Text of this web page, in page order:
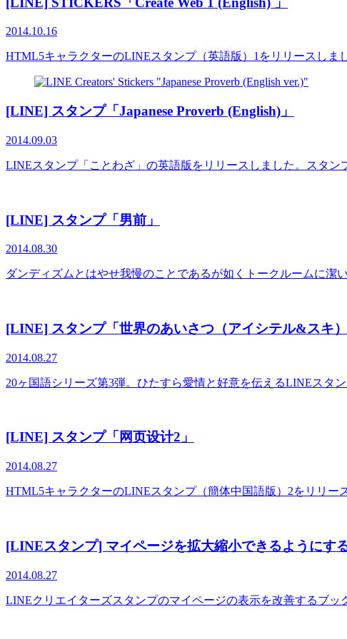
2014.10.16
HTML5キャラクターのLINEスタンプ（英語版）1をリリースしま
[LINE] スタンプ「Japanese Proverb (English)」
2014.09.03
LINEスタンプ「ことわざ」の英語版をリリースしました。スタン
[LINE] スタンプ「男前」
2014.08.30
ダンディズムとはやせ我慢のことであるが如くトークルームに潔
[LINE] スタンプ「世界のあいさつ（アイシテル&スキ
2014.08.27
20ヶ国語シリーズ第3弾。ひたすら愛情と好意を伝えるLINEスタ
[LINE] スタンプ「网页设计2」
2014.08.27
HTML5キャラクターのLINEスタンプ（簡体中国語版）2をリリー
[LINEスタンプ] マイページを拡大縮小できるようにす
2014.08.27
LINEクリエイターズスタンプのマイページの表示を改善するブッ